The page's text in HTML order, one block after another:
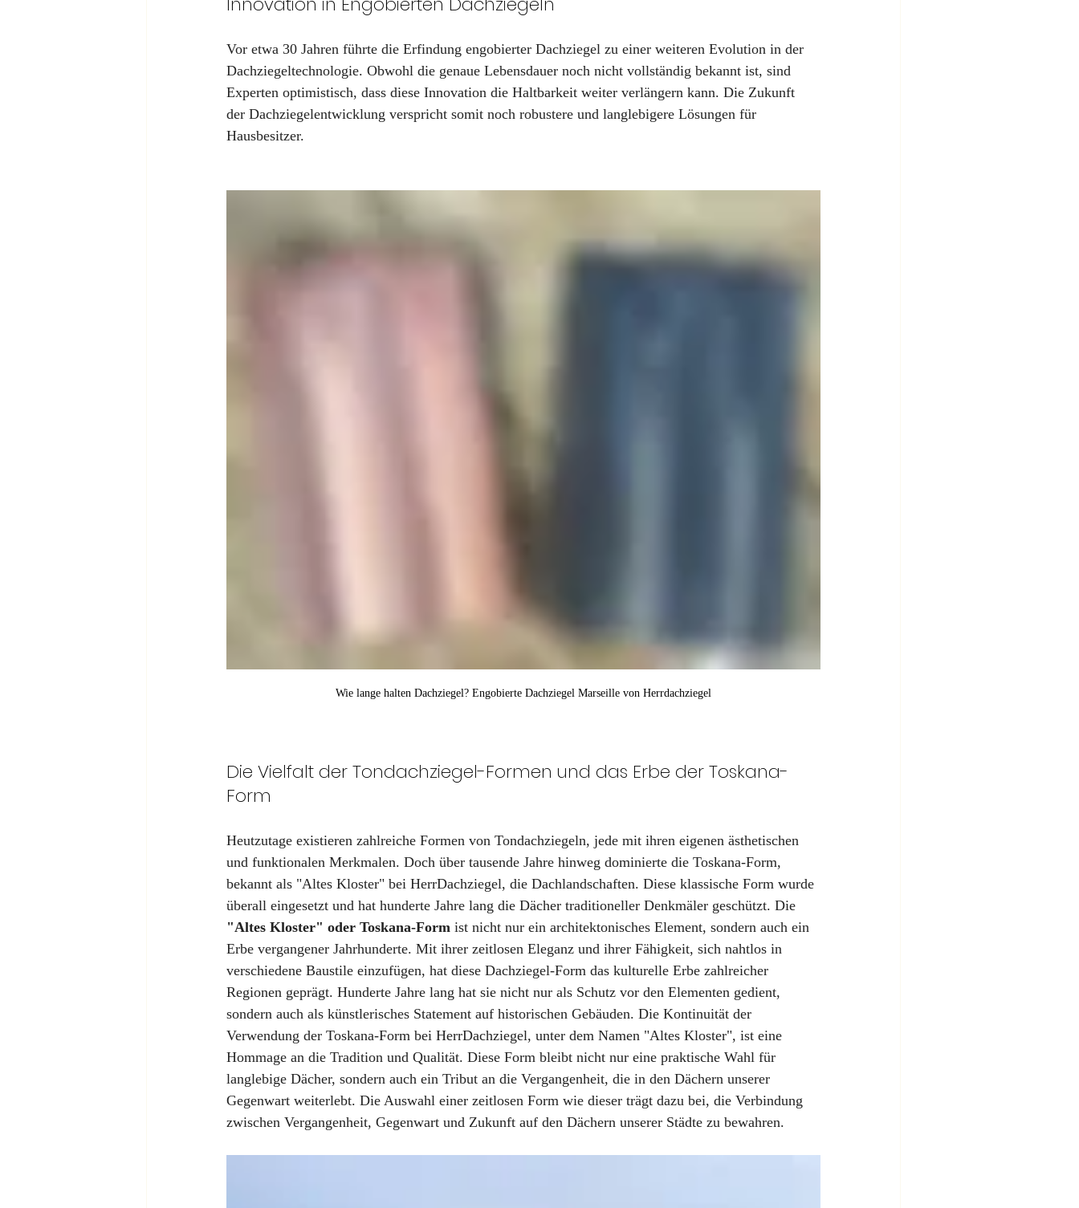
–¡
Vor etwa 30 Jahren führte die Erfindung engobierter Dachziegel zu einer weiteren Evolution in der
Dachziegeltechnologie. Obwohl die genaue Lebensdauer noch nicht vollständig bekannt ist, sind
Experten optimistisch, dass diese Innovation die Haltbarkeit weiter verlängern kann. Die Zukunft
der Dachziegelentwicklung verspricht somit noch robustere und langlebigere Lösungen für
Hausbesitzer.
Wie lange halten Dachziegel? Engobierte Dachziegel Marseille von Herrdachziegel
Die Vielfalt der Tondachziegel-Formen und das Erbe der Toskana-
Form
Heutzutage existieren zahlreiche Formen von Tondachziegeln, jede mit ihren eigenen ästhetischen
und funktionalen Merkmalen. Doch über tausende Jahre hinweg dominierte die Toskana-Form,
bekannt als "Altes Kloster" bei HerrDachziegel, die Dachlandschaften. Diese klassische Form wurde
überall eingesetzt und hat hunderte Jahre lang die Dächer traditioneller Denkmäler geschützt. Die
"Altes Kloster" oder Toskana-Form ist nicht nur ein architektonisches Element, sondern auch ein
Erbe vergangener Jahrhunderte. Mit ihrer zeitlosen Eleganz und ihrer Fähigkeit, sich nahtlos in
verschiedene Baustile einzufügen, hat diese Dachziegel-Form das kulturelle Erbe zahlreicher
Regionen geprägt. Hunderte Jahre lang hat sie nicht nur als Schutz vor den Elementen gedient,
sondern auch als künstlerisches Statement auf historischen Gebäuden. Die Kontinuität der
Verwendung der Toskana-Form bei HerrDachziegel, unter dem Namen "Altes Kloster", ist eine
Hommage an die Tradition und Qualität. Diese Form bleibt nicht nur eine praktische Wahl für
langlebige Dächer, sondern auch ein Tribut an die Vergangenheit, die in den Dächern unserer
Gegenwart weiterlebt. Die Auswahl einer zeitlosen Form wie dieser trägt dazu bei, die Verbindung
zwischen Vergangenheit, Gegenwart und Zukunft auf den Dächern unserer Städte zu bewahren.